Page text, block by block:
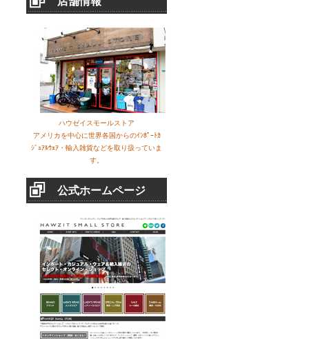
ハウゼイスモールストア
アメリカを中心に世界各国からのｲﾝﾎﾟｰﾄｶ
ｼﾞｭｱﾙｳｪｱ・輸入雑貨などを取り扱っていま
す。
公式ホームページ